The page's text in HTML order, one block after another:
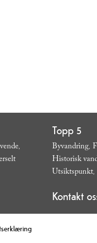
,
Topp 5
Byvandring,
Historisk
Utsiktspunkt,
Kontakt